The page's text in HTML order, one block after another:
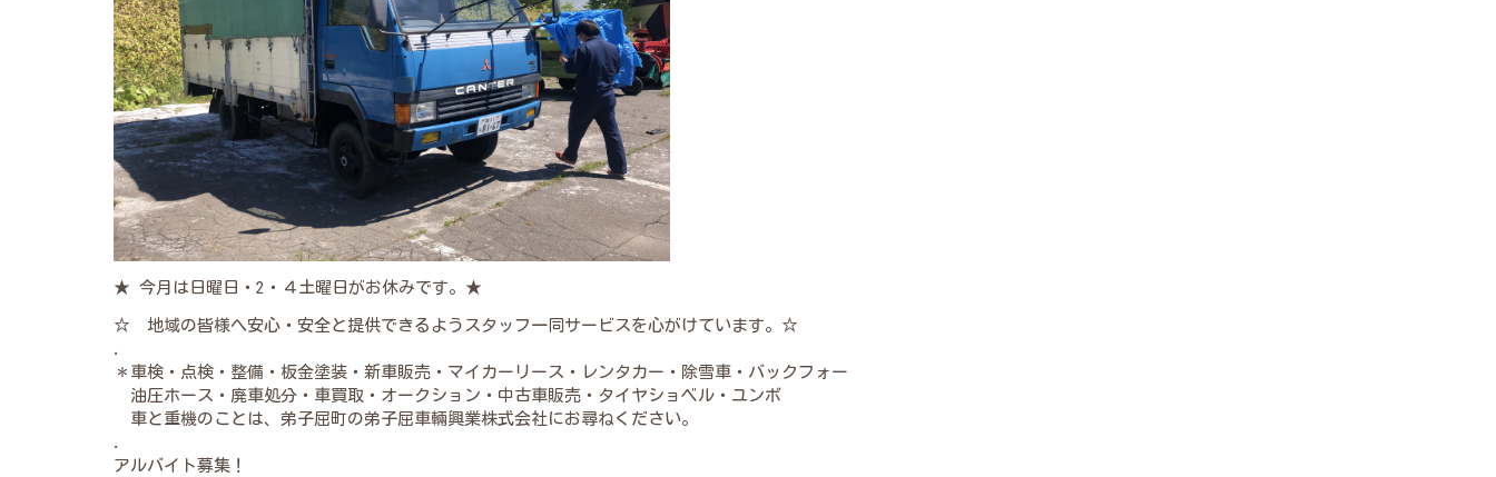
★ 今月は日曜日・2・４土曜日がお休みです。★
☆ 地域の皆様へ安心・安全と提供できるようスタッフ一同サービスを心がけています。☆
.
＊車検・点検・整備・板金塗装・新車販売・マイカーリース・レンタカー・除雪車・バックフォー
油圧ホース・廃車処分・車買取・オークション・中古車販売・タイヤショベル・ユンボ
車と重機のことは、弟子屈町の弟子屈車輛興業株式会社にお尋ねください。
.
アルバイト募集！